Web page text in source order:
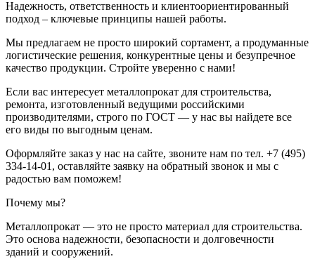
Надежность, ответственность и клиентоориентированный
подход – ключевые принципы нашей работы.
Мы предлагаем не просто широкий сортамент, а продуманные
логистические решения, конкурентные цены и безупречное
качество продукции. Стройте уверенно с нами!
Если вас интересует металлопрокат для строительства,
ремонта, изготовленный ведущими российскими
производителями, строго по ГОСТ — у нас вы найдете все
его виды по выгодным ценам.
Оформляйте заказ у нас на сайте, звоните нам по тел. +7 (495)
334-14-01, оставляйте заявку на обратный звонок и мы с
радостью вам поможем!
Почему мы?
Металлопрокат — это не просто материал для строительства.
Это основа надежности, безопасности и долговечности
зданий и сооружений.